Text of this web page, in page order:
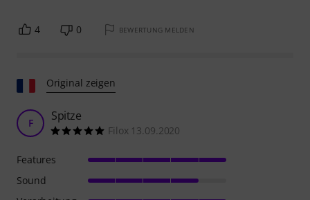
4 0 BEWERTUNG MELDEN
Original zeigen
F Spitze
Filox 13.09.2020
Features
Sound